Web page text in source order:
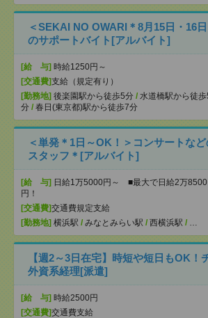
＜SEKAI NO OWARI＊8月15日・16
のサポートバイト[アルバイト]
[給 与] 時給1250円～
[交通費]支給（規定有り）
[勤務地] 後楽園駅から徒歩5分 / 水道橋駅から徒歩
分 / 春日(東京都)駅から徒歩7分
＜単発＊1日～OK！＞コンサートな
スタッフ＊[アルバイト]
[給 与] 日給1万5000円～ ■最大で日給2万8500
円！
[交通費]交通費規定支給
[勤務地] 横浜駅 / みなとみらい駅 / 西横浜駅 / …
【週2～3日在宅】時短や短日もOK！
外資系経理[派遣]
[給 与] 時給2500円
[交通費]交通費支給